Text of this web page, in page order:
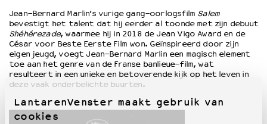
LantarenVenster maakt gebruik van
cookies
Culturele boycot Israël
Ruimte voor artistieke vrijheid – VNPF
Jean-Bernard Marlin’s vurige gang-oorlogsfilm Salem
bevestigt het talent dat hij eerder al toonde met zijn debuut
Shéhérezade, waarmee hij in 2018 de Jean Vigo Award en de
César voor Beste Eerste Film won. Geïnspireerd door zijn
eigen jeugd, voegt Jean-Bernard Marlin een magisch element
toe aan het genre van de Franse banlieue-film, wat
resulteert in een unieke en betoverende kijk op het leven in
deze vaak onderbelichte buurten.